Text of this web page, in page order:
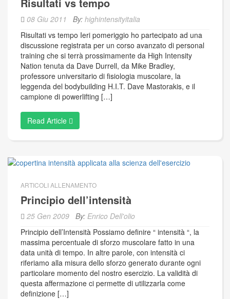
08 Giu 2011 By: highintensityitalia
Risultati vs tempo Ieri pomeriggio ho partecipato ad una
discussione registrata per un corso avanzato di personal
training che si terrà prossimamente da High Intensity
Nation tenuta da Dave Durrell, da Mike Bradley,
professore universitario di fisiologia muscolare, la
leggenda del bodybuilding H.I.T. Dave Mastorakis, e il
campione di powerlifting […]
Read Article
ARTICOLI ALLENAMENTO
Principio dell’intensità
25 Gen 2009 By: Enrico Dell'olio
Principio dell’Intensità Possiamo definire “ intensità “, la
massima percentuale di sforzo muscolare fatto in una
data unità di tempo. In altre parole, con intensità ci
riferiamo alla misura dello sforzo generato durante ogni
particolare momento del nostro esercizio. La validità di
questa affermazione ci permette di utilizzarla come
definizione […]